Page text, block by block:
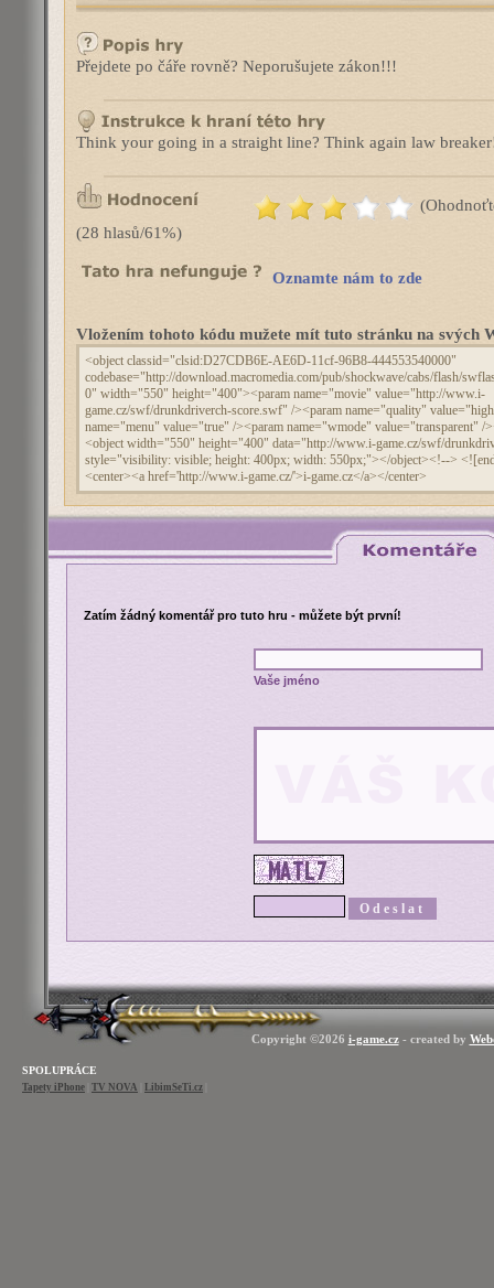
Přejdete po čáře rovně? Neporušujete zákon!!!
Think your going in a straight line? Think again law
(28 hlasů/61%)
Oznamte nám to zde
Vložením tohoto kódu mužete mít tuto stránku na svých
Zatím žádný komentář pro tuto hru - můžete být první!
Vaše jméno
Copyright ©2026 i-game.cz- created by
SPOLUPRÁCE
Tapety iPhone TV NOVA LibimSeTi.cz